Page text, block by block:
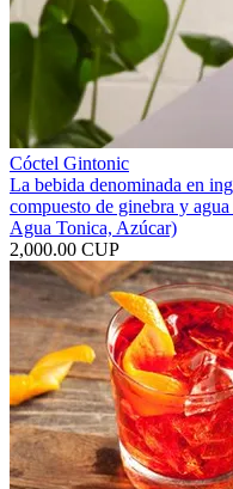
Cóctel Gintonic
La bebida denominada en
compuesto de ginebra y
Agua Tonica, Azúcar)
2,000.00 CUP